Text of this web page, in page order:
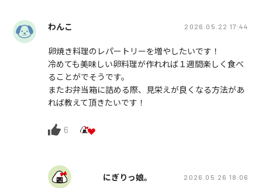
わんこ 2026.05.22 17:44
卵焼き料理のレパートリーを増やしたいです！
冷めても美味しい卵料理が作れれば１週間楽しく食べ
ることがでそうです。
またお弁当箱に詰める際、見栄えが良くなる方法があ
れば教えて頂きたいです！
6
にぎりっ娘。 2026.05.26 18:06